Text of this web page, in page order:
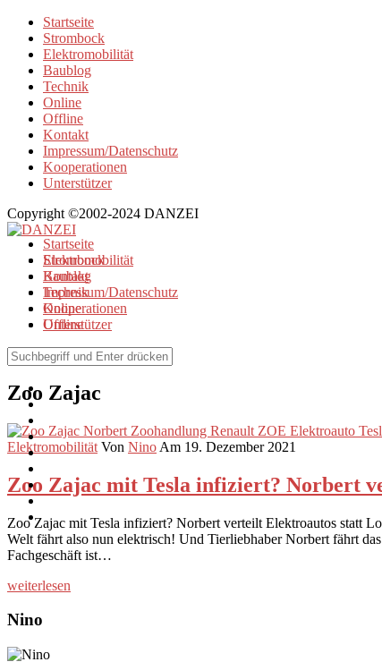
Startseite
Strombock
Elektromobilität
Baublog
Technik
Online
Offline
Kontakt
Impressum/Datenschutz
Kooperationen
Unterstützer
Copyright ©2002-2024 DANZEI
Startseite
Strombock
Kontakt
Impressum/Datenschutz
Kooperationen
Unterstützer
Elektromobilität
Baublog
Technik
Online
Offline
Browse Tag
Zoo Zajac
Elektromobilität Von Nino Am 19. Dezember 2021
Zoo Zajac mit Tesla infiziert? Norbert
Zoo Zajac mit Tesla infiziert? Norbert verteilt Elektroautos statt
Welt fährt also nun elektrisch! Und Tierliebhaber Norbert fährt
Fachgeschäft ist…
weiterlesen
Nino